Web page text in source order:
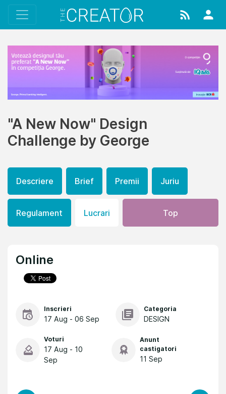
"A New Now" Design
Challenge by George
Descriere Brief Premii Juriu
Regulament Lucrari Top
Online
Inscrieri
17 Aug - 06 Sep
Categoria
DESIGN
Voturi
17 Aug - 10
Sep
Anunt
castigatori
11 Sep